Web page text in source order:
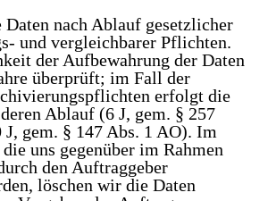
nach Ablauf gesetzlicher
und vergleichbarer Pflichten.
der Aufbewahrung der Daten
überprüft; im Fall der
erfolgt die
Ablauf (6 J, gem. § 257
J, gem. § 147 Abs. 1 AO). Im
uns gegenüber im Rahmen
den Auftraggeber
löschen wir die Daten